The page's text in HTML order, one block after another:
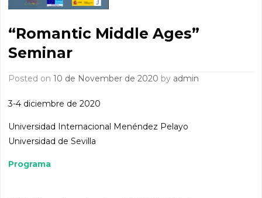
“Romantic Middle Ages”
Seminar
Posted on10 de November de 2020 by admin
3-4 diciembre de 2020
Universidad Internacional Menéndez Pelayo
Universidad de Sevilla
Programa